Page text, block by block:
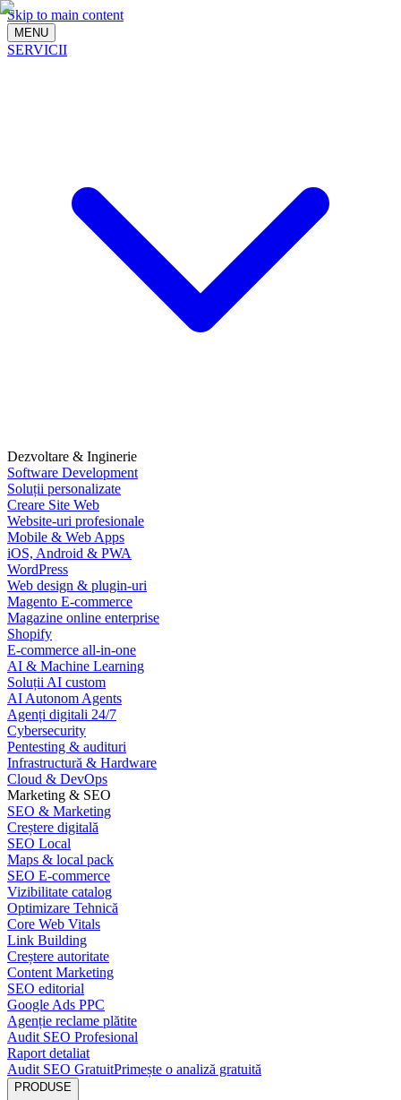
Skip to main content
MENU
SERVICII
Dezvoltare & Inginerie
Software Development
Soluții personalizate
Creare Site Web
Website-uri profesionale
Mobile & Web Apps
iOS, Android & PWA
WordPress
Web design & plugin-uri
Magento E-commerce
Magazine online enterprise
Shopify
E-commerce all-in-one
AI & Machine Learning
Soluții AI custom
AI Autonom Agents
Agenți digitali 24/7
Cybersecurity
Pentesting & audituri
Infrastructură & Hardware
Cloud & DevOps
Marketing & SEO
SEO & Marketing
Creștere digitală
SEO Local
Maps & local pack
SEO E-commerce
Vizibilitate catalog
Optimizare Tehnică
Core Web Vitals
Link Building
Creștere autoritate
Content Marketing
SEO editorial
Google Ads PPC
Agenție reclame plătite
Audit SEO Profesional
Raport detaliat
Audit SEO GratuitPrimește o analiză gratuită
PRODUSE